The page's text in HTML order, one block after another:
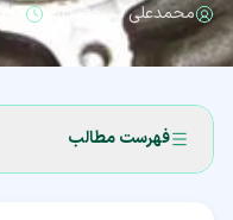
محمدعلی شریعتمداری ۱۶ بهمن ۱۴۰۱
فهرست مطالب